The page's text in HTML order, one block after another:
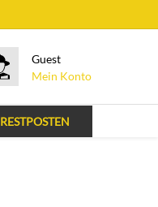
Guest
Mein Konto
RESTPOSTEN